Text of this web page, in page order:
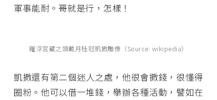
軍事能耐。哥就是行，怎樣！
羅浮宮藏之頭戴月桂冠凱撒雕像（Source: wikipedia）
凱撒還有第二個迷人之處，他很會撒錢，很懂得
圈粉。他可以借一堆錢，舉辦各種活動，譬如在